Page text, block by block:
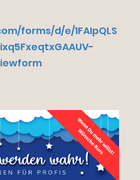
forms/d/e/1FAIpQLS